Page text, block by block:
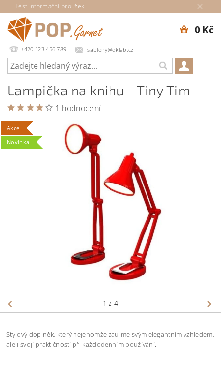
Test informační proužek
+420 123 456 789 sablony@dklab.cz
0 Kč
Lampička na knihu - Tiny Tim
1 hodnocení
Akce
Novinka
1 z 4
Stylový doplněk, který nejenomže zaujme svým elegantním vzhledem,
ale i svojí praktičností při každodenním používání.